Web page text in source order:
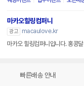
마카오힐링컴퍼니
광고
macaulove.kr
마카오 힐링컴퍼니입니다. 홍콩
빠른배송 안내